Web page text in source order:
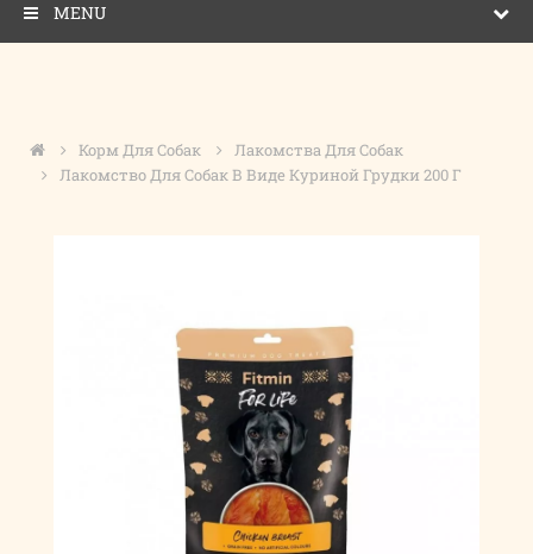
MENU
Корм Для Собак
Лакомства Для Собак
Лакомство Для Собак В Виде Куриной Грудки 200 Г